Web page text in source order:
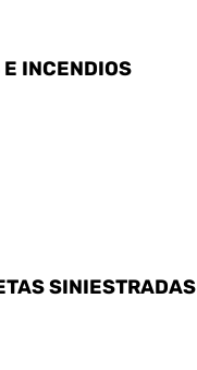
INCENDIOS
SINIESTRADAS